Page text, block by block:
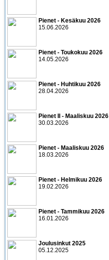
Pienet - Kesäkuu 2026
15.06.2026
Pienet - Toukokuu 2026
14.05.2026
Pienet - Huhtikuu 2026
28.04.2026
Pienet II - Maaliskuu 2026
30.03.2026
Pienet - Maaliskuu 2026
18.03.2026
Pienet - Helmikuu 2026
19.02.2026
Pienet - Tammikuu 2026
16.01.2026
Joulusinkut 2025
05.12.2025